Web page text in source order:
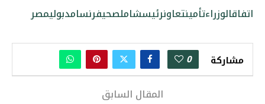
اتفاقالوزراءتأمينتعاونرئيسشاملصحيفرنسامدبوليمصر
مشاركة 0
المقال السابق